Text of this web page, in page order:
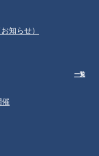
知らせ）
一覧
催